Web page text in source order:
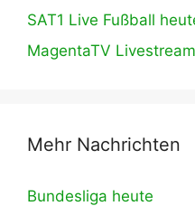
SAT1 Live Fußball
MagentaTV Livestream
Mehr Nachrichten
Bundesliga heute